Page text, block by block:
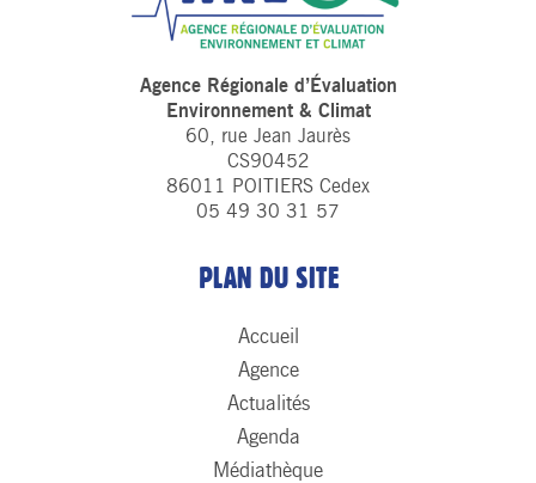
Agence Régionale d’Évaluation
Environnement & Climat
60, rue Jean Jaurès
CS90452
86011 POITIERS Cedex
05 49 30 31 57
PLAN DU SITE
Accueil
Agence
Actualités
Agenda
Médiathèque